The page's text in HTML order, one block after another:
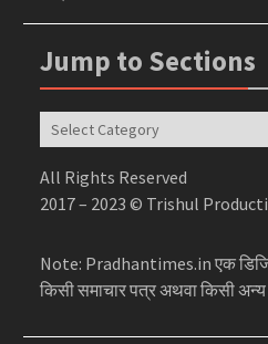
Jump to Sections
Jump
to
Sections
All Rights Reserved
2017 – 2023 © Trishul
Note: Pradhantimes.in एक
किसी समाचार पत्र अथवा किसी